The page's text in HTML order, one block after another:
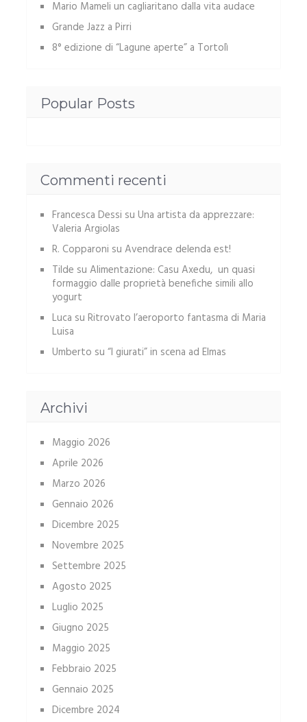
Mario Mameli un cagliaritano dalla vita audace
Grande Jazz a Pirri
8° edizione di “Lagune aperte” a Tortolì
Popular Posts
Commenti recenti
Francesca Dessi su Una artista da apprezzare:
Valeria Argiolas
R. Copparoni su Avendrace delenda est!
Tilde su Alimentazione: Casu Axedu, un quasi
formaggio dalle proprietà benefiche simili allo
yogurt
Luca su Ritrovato l’aeroporto fantasma di Maria
Luisa
Umberto su “I giurati” in scena ad Elmas
Archivi
Maggio 2026
Aprile 2026
Marzo 2026
Gennaio 2026
Dicembre 2025
Novembre 2025
Settembre 2025
Agosto 2025
Luglio 2025
Giugno 2025
Maggio 2025
Febbraio 2025
Gennaio 2025
Dicembre 2024